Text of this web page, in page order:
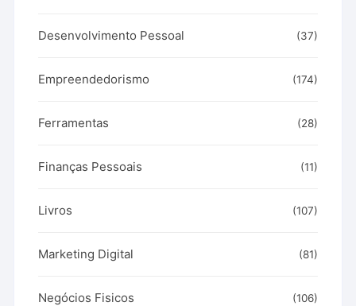
Desenvolvimento Pessoal (37)
Empreendedorismo (174)
Ferramentas (28)
Finanças Pessoais (11)
Livros (107)
Marketing Digital (81)
Negócios Fisicos (106)